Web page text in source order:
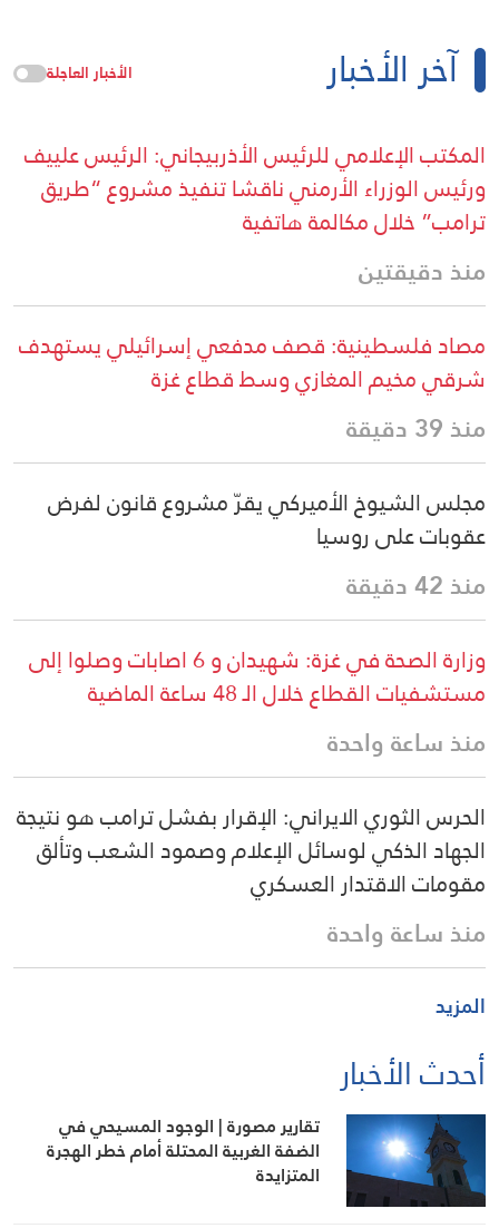
آخر الأخبار الأخبار العاجلة
المكتب الإعلامي للرئيس الأذربيجاني: الرئيس علييف
ورئيس الوزراء الأرمني ناقشا تنفيذ مشروع “طريق
ترامب” خلال مكالمة هاتفية
منذ دقيقتين
مصاد فلسطينية: قصف مدفعي إسرائيلي يستهدف
شرقي مخيم المغازي وسط قطاع غزة
منذ 39 دقيقة
مجلس الشيوخ الأميركي يقرّ مشروع قانون لفرض
عقوبات على روسيا
منذ 42 دقيقة
وزارة الصحة في غزة: شهيدان و 6 اصابات وصلوا إلى
مستشفيات القطاع خلال الـ 48 ساعة الماضية
منذ ساعة واحدة
الحرس الثوري الايراني: الإقرار بفشل ترامب هو نتيجة
الجهاد الذكي لوسائل الإعلام وصمود الشعب وتألق
مقومات الاقتدار العسكري
منذ ساعة واحدة
المزيد
أحدث الأخبار
تقارير مصورة | الوجود المسيحي في
الضفة الغربية المحتلة أمام خطر الهجرة
المتزايدة